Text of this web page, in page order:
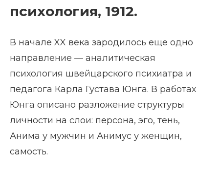
психология, 1912.
В начале XX века зародилось еще одно
направление — аналитическая
психология швейцарского психиатра и
педагога Карла Густава Юнга. В работах
Юнга описано разложение структуры
личности на слои: персона, эго, тень,
Анима у мужчин и Анимус у женщин,
самость.